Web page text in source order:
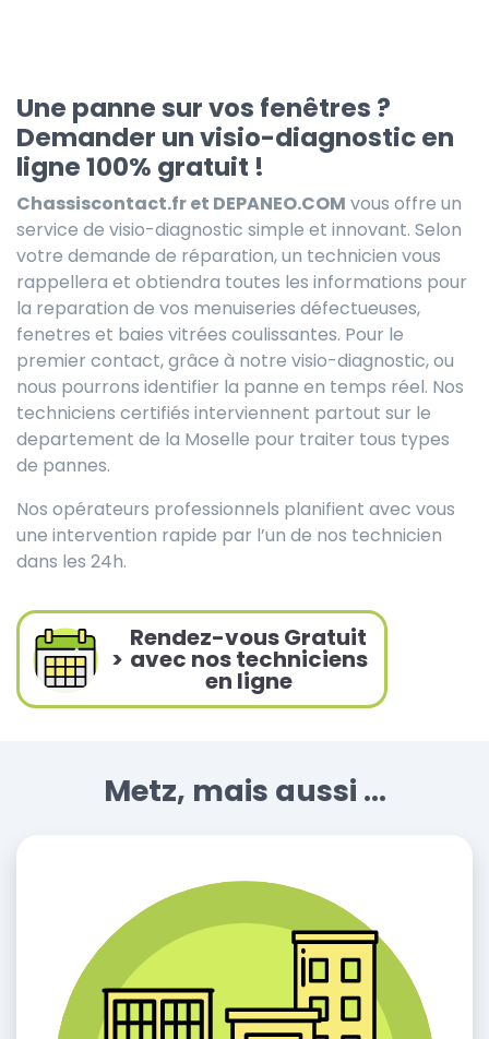
Une panne sur vos fenêtres ?
Demander un visio-diagnostic en
ligne 100% gratuit !
Chassiscontact.fr et DEPANEO.COM vous offre un
service de visio-diagnostic simple et innovant. Selon
votre demande de réparation, un technicien vous
rappellera et obtiendra toutes les informations pour
la reparation de vos menuiseries défectueuses,
fenetres et baies vitrées coulissantes. Pour le
premier contact, grâce à notre visio-diagnostic, ou
nous pourrons identifier la panne en temps réel. Nos
techniciens certifiés interviennent partout sur le
departement de la Moselle pour traiter tous types
de pannes.
Nos opérateurs professionnels planifient avec vous
une intervention rapide par l’un de nos technicien
dans les 24h.
>
Rendez-vous Gratuit
avec nos techniciens
en ligne
Metz, mais aussi ...